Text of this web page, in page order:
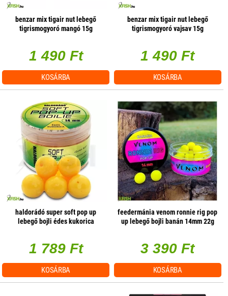
benzar mix tigair nut lebegő
tigrismogyoró mangó 15g
1 490 Ft
KOSÁRBA
benzar mix tigair nut lebegő
tigrismogyoró vajsav 15g
1 490 Ft
KOSÁRBA
haldorádó super soft pop up
lebegő bojli édes kukorica
1 789 Ft
KOSÁRBA
feedermánia venom ronnie rig pop
up lebegő bojli banán 14mm 22g
3 390 Ft
KOSÁRBA